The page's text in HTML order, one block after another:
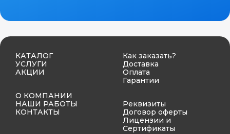
КАТАЛОГ
УСЛУГИ
АКЦИИ
О КОМПАНИИ
НАШИ РАБОТЫ
КОНТАКТЫ
Как заказать?
Доставка
Оплата
Гарантии
Реквизиты
Договор оферты
Лицензии и
Сертификаты